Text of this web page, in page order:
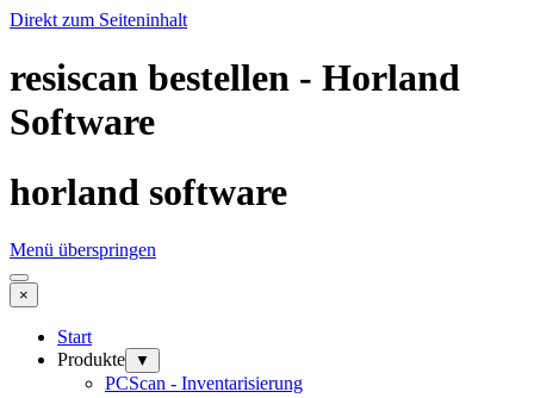
Direkt zum Seiteninhalt
resiscan bestellen - Horland
Software
horland software
Menü überspringen
×
Start
Produkte
▼
PCScan - Inventarisierung